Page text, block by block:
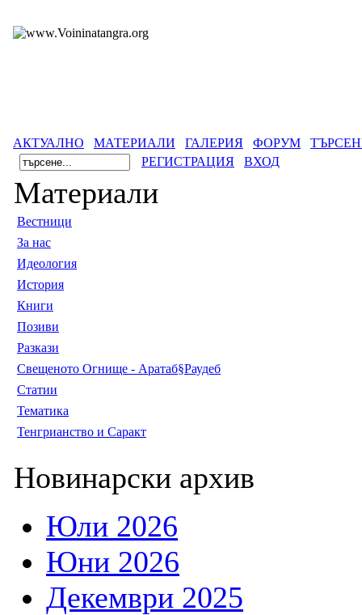
АКТУАЛНО МАТЕРИАЛИ ГАЛЕРИЯ ФОРУМ
РЕГИСТРАЦИЯ
ВХОД
Материали
Вестници
За нас
Идеология
История
Книги
Позиви
Разкази
Свещеното Огнище - Аратаб§Раудеб
Статии
Тематика
Тенгрианство и Саракт
Новинарски архив
Юли 2026
Юни 2026
Декември 2025